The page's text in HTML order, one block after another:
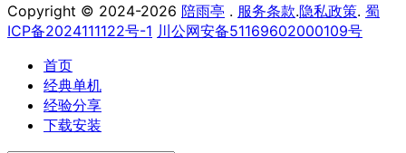
Copyright © 2024-2026 陪雨亭 . 服务条款.隐私政策. 蜀
ICP备2024111122号-1 川公网安备51169602000109号
首页
经典单机
经验分享
下载安装